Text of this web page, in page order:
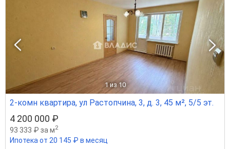
1 из 10
2-комн квартира, ул Растопчина, 3, д. 3, 45 м², 5/5 эт.
4 200 000 ₽
93 333 ₽ за м2
Ипотека от 20 145 ₽ в месяц